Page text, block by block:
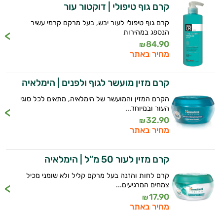
קרם גוף טיפולי | דוקטור עור
קרם גוף טיפולי לעור יבש, בעל מרקם קרמי עשיר
הנספג במהירות
84.90
₪
מחיר באתר
קרם מזין מועשר לגוף ולפנים | הימלאיה
הקרם המזין והמועשר של הימלאיה, מתאים לכל סוגי
העור ובמיוחד...
32.90
₪
מחיר באתר
קרם מזין לעור 50 מ”ל | הימלאיה
קרם לחות והזנה בעל מרקם קליל ולא שומני מכיל
צמחים המרגיעים...
17.90
₪
מחיר באתר